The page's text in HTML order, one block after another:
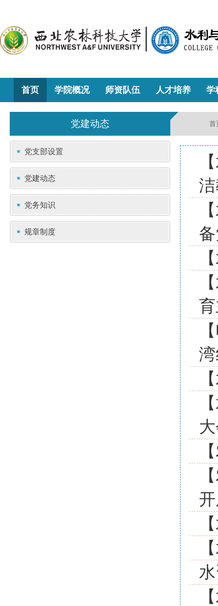
首页 学院概况 师资队伍 人才培养 学
党建动态 首
党支部设置
党建动态
党务知识
规章制度